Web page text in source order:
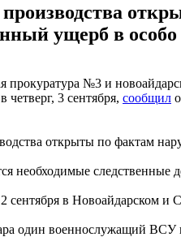
ущерб в особо
прокуратура №3 и
четверг, 3 сентября, сообщил
открыты по фактам
необходимые следственные
сентября в Новоайдарском
один военнослужащий